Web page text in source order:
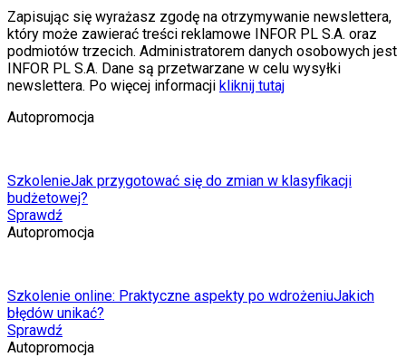
Zapisując się wyrażasz zgodę na otrzymywanie newslettera,
który może zawierać treści reklamowe INFOR PL S.A. oraz
podmiotów trzecich. Administratorem danych osobowych jest
INFOR PL S.A. Dane są przetwarzane w celu wysyłki
newslettera. Po więcej informacji kliknij tutaj
Autopromocja
SzkolenieJak przygotować się do zmian w klasyfikacji
budżetowej?
Sprawdź
Autopromocja
Szkolenie online: Praktyczne aspekty po wdrożeniuJakich
błędów unikać?
Sprawdź
Autopromocja